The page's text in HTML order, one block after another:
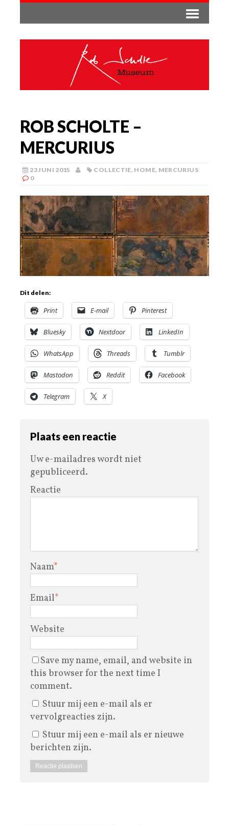
ROB SCHOLTE –
MERCURIUS
23 JUNI 2015 COLLECTIE, HOME, MERCURIUS
0
Dit delen:
Print E-mail Pinterest
Bluesky Nextdoor LinkedIn
WhatsApp Threads Tumblr
Mastodon Reddit Facebook
Telegram X
Plaats een reactie
Uw e-mailadres wordt niet
gepubliceerd.
Reactie
Naam*
Email*
Website
Save my name, email, and website in
this browser for the next time I
comment.
Stuur mij een e-mail als er
vervolgreacties zijn.
Stuur mij een e-mail als er nieuwe
berichten zijn.